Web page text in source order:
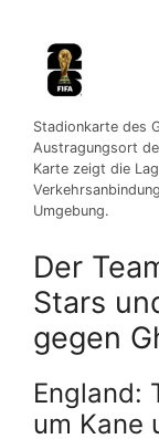
Stadionkarte des
Austragungsort
Karte zeigt die
Umgebung.
Der
Stars
gegen
England:
um Kane